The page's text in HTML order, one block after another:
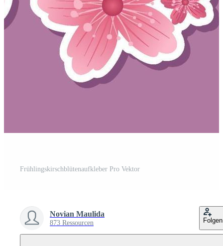
Frühlingskirschblütenaufkleber Pro Vektor
Novian Maulida
873 Ressourcen Folgen